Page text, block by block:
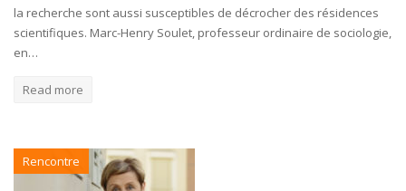
la recherche sont aussi susceptibles de décrocher des résidences
scientifiques. Marc-Henry Soulet, professeur ordinaire de sociologie,
en…
Read more
Rencontre